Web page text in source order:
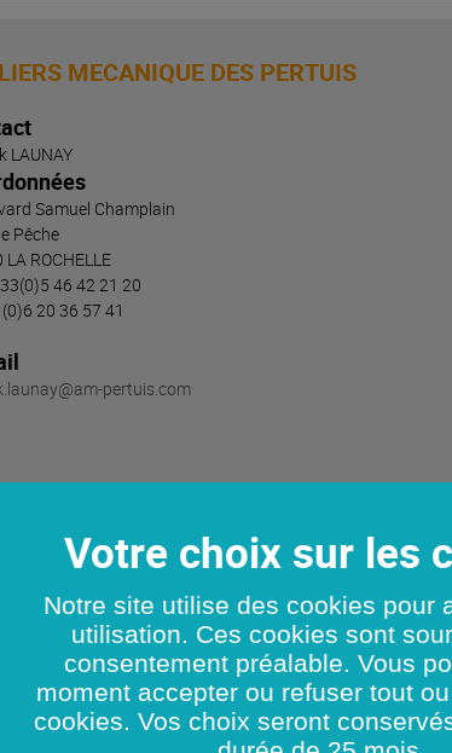
drones
MECANIQUE DES PERTUIS
LAUNAY
Samuel Champlain
Pêche
ROCHELLE
46 42 21 20
20 36 57 41
pertuis.com
ShipYard LECAMUS
LEGENDRE
de la Côte d'Ivoire
ROCHELLE
Notre site utilise des cookies pour
utilisation. Ces cookies sont
consentement préalable. Vous
moment accepter ou refuser tout
cookies. Vos choix seront